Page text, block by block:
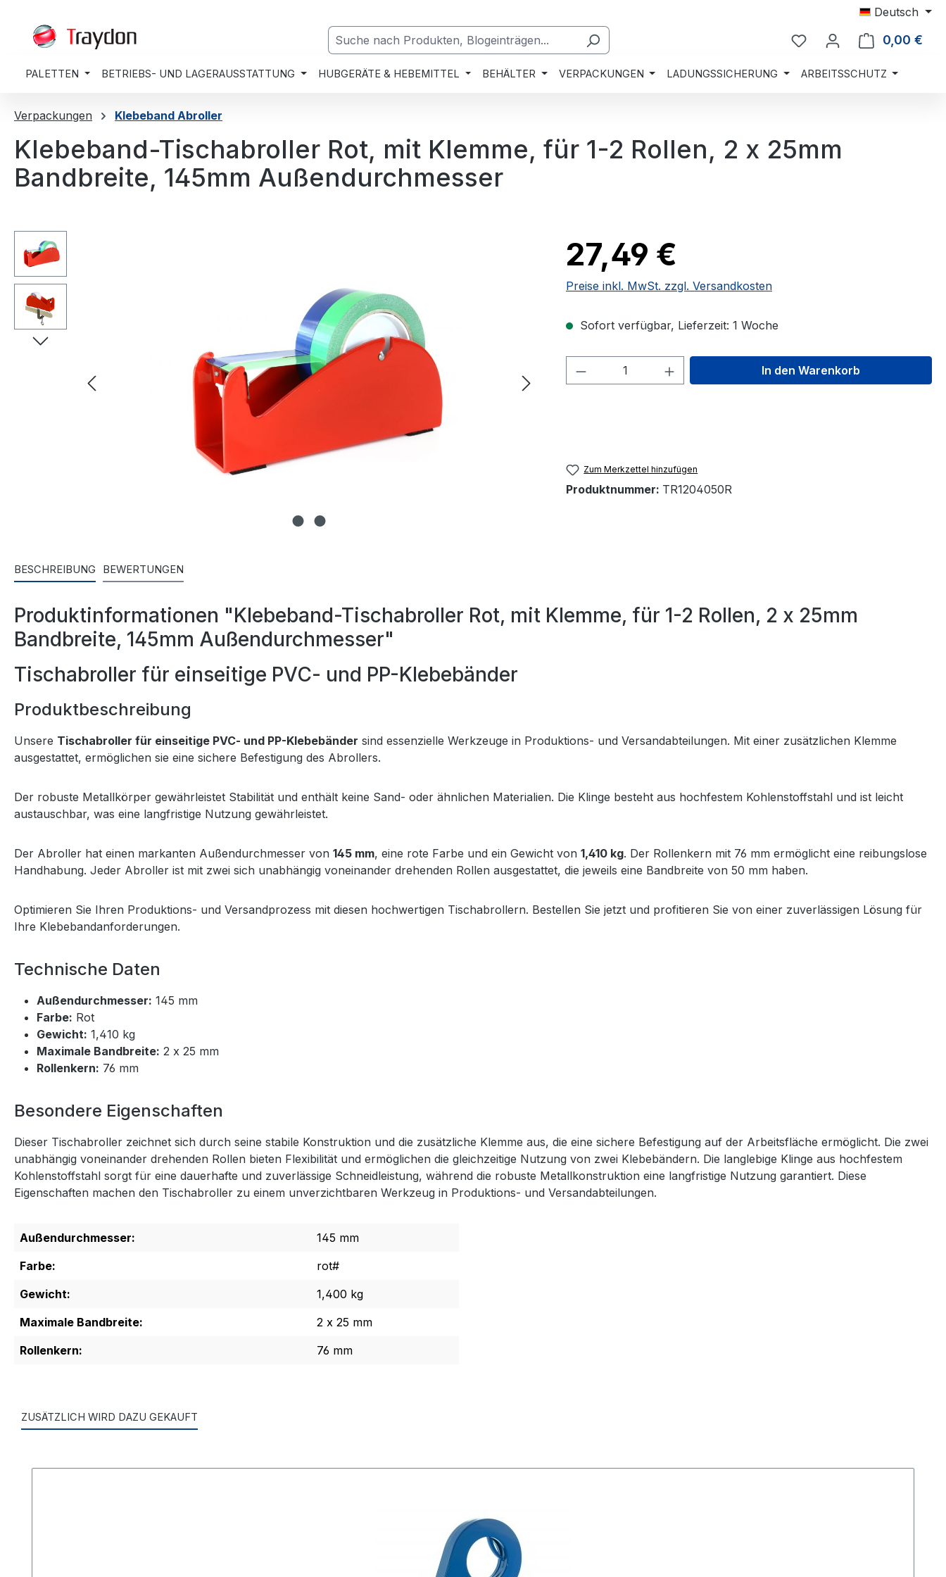
Deutsch
0,00 €
PALETTEN BETRIEBS- UND LAGERAUSSTATTUNG HUBGERÄTE & HEBEMITTEL BEHÄLTER VERPACKUNGEN LADUNGSSICHERUNG ARBEITSSCHUTZ
Verpackungen Klebeband Abroller
Klebeband-Tischabroller Rot, mit Klemme, für 1-2 Rollen, 2 x 25mm
Bandbreite, 145mm Außendurchmesser
Bildergalerie überspringen 27,49 €
Preise inkl. MwSt. zzgl. Versandkosten
Sofort verfügbar, Lieferzeit: 1 Woche
Produkt Anzahl: Gib den gewünschten Wert
In den Warenkorb
Zum Merkzettel hinzufügen
Produktnummer: TR1204050R
BESCHREIBUNG BEWERTUNGEN
Produktinformationen "Klebeband-Tischabroller Rot, mit Klemme, für 1-2 Rollen, 2 x 25mm
Bandbreite, 145mm Außendurchmesser"
Tischabroller für einseitige PVC- und PP-Klebebänder
Produktbeschreibung
Unsere Tischabroller für einseitige PVC- und PP-Klebebänder sind essenzielle Werkzeuge in Produktions- und Versandabteilungen. Mit einer zusätzlichen Klemme
ausgestattet, ermöglichen sie eine sichere Befestigung des Abrollers.
Der robuste Metallkörper gewährleistet Stabilität und enthält keine Sand- oder ähnlichen Materialien. Die Klinge besteht aus hochfestem Kohlenstoffstahl und ist leicht
austauschbar, was eine langfristige Nutzung gewährleistet.
Der Abroller hat einen markanten Außendurchmesser von 145 mm, eine rote Farbe und ein Gewicht von 1,410 kg. Der Rollenkern mit 76 mm ermöglicht eine reibungslose
Handhabung. Jeder Abroller ist mit zwei sich unabhängig voneinander drehenden Rollen ausgestattet, die jeweils eine Bandbreite von 50 mm haben.
Optimieren Sie Ihren Produktions- und Versandprozess mit diesen hochwertigen Tischabrollern. Bestellen Sie jetzt und profitieren Sie von einer zuverlässigen Lösung für
Ihre Klebebandanforderungen.
Technische Daten
Außendurchmesser: 145 mm
Farbe: Rot
Gewicht: 1,410 kg
Maximale Bandbreite: 2 x 25 mm
Rollenkern: 76 mm
Besondere Eigenschaften
Dieser Tischabroller zeichnet sich durch seine stabile Konstruktion und die zusätzliche Klemme aus, die eine sichere Befestigung auf der Arbeitsfläche ermöglicht. Die zwei
unabhängig voneinander drehenden Rollen bieten Flexibilität und ermöglichen die gleichzeitige Nutzung von zwei Klebebändern. Die langlebige Klinge aus hochfestem
Kohlenstoffstahl sorgt für eine dauerhafte und zuverlässige Schneidleistung, während die robuste Metallkonstruktion eine langfristige Nutzung garantiert. Diese
Eigenschaften machen den Tischabroller zu einem unverzichtbaren Werkzeug in Produktions- und Versandabteilungen.
Außendurchmesser:
145 mm
Farbe:
rot#
Gewicht:
1,400 kg
Maximale Bandbreite:
2 x 25 mm
Rollenkern:
76 mm
ZUSÄTZLICH WIRD DAZU GEKAUFT